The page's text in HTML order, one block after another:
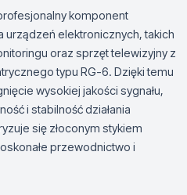
komponent
urządzeń elektronicznych, takich
oraz sprzęt telewizyjny z
typu RG-6. Dzięki temu
wysokiej jakości sygnału,
i stabilność działania
się złoconym stykiem
przewodnictwo i